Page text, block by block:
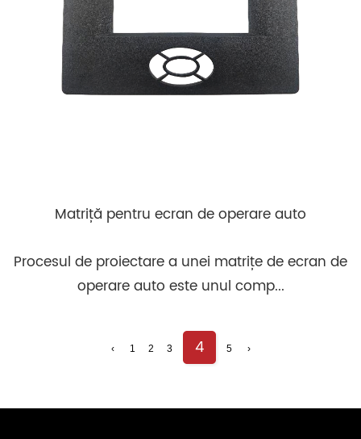
Matriță pentru ecran de operare auto
Procesul de proiectare a unei matrițe de ecran de
operare auto este unul comp...
‹ 1 2 3 4 5 ›